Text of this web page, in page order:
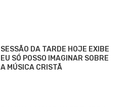
SESSÃO DA TARDE HOJE EXIBE
EU SÓ POSSO IMAGINAR SOBRE
A MÚSICA CRISTÃ